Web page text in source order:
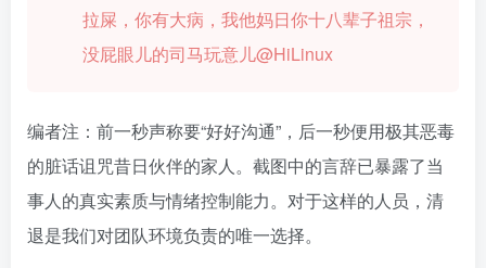
拉屎，你有大病，我他妈日你十八辈子祖宗，
没屁眼儿的司马玩意儿@HiLinux
编者注：前一秒声称要“好好沟通”，后一秒便用极其恶毒
的脏话诅咒昔日伙伴的家人。截图中的言辞已暴露了当
事人的真实素质与情绪控制能力。对于这样的人员，清
退是我们对团队环境负责的唯一选择。